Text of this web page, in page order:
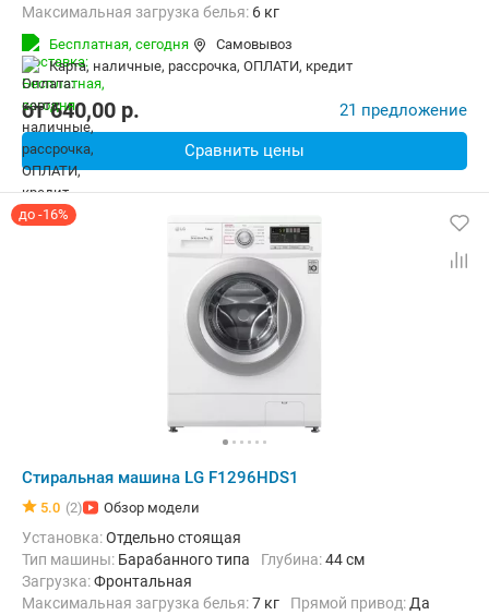
Максимальная загрузка белья: 6 кг
Класс энергопотребления:
Дополнительные функции:
Ширина:60 см
Бесплатная, сегодня
Самовывоз
карта, наличные, рассрочка, ОПЛАТИ, кредит
от640,00 p. 21 предложение
Сравнить цены
до -16%
Стиральная машина LG F1296HDS1
5.0 (2) Обзор модели
Установка:Отдельно стоящая
Тип машины: Барабанного типа Глубина:44 см
загрузка:Фронтальная
Максимальная загрузка белья:7 кг прямой привод: Да